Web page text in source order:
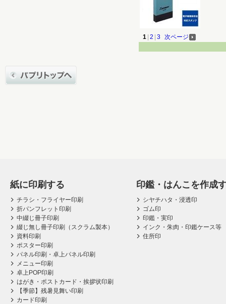
1 2 3 次ページ
紙に印刷する
チラシ・フライヤー印刷
折パンフレット印刷
中綴じ冊子印刷
綴じ無し冊子印刷（スクラム製本）
資料印刷
ポスター印刷
パネル印刷・卓上パネル印刷
メニュー印刷
卓上POP印刷
はがき・ポストカード・挨拶状印刷
【季節】残暑見舞い印刷
カード印刷
印鑑・はんこを作成
シヤチハタ・浸透印
ゴム印
印鑑・実印
インク・朱肉・印鑑ケース等
住所印